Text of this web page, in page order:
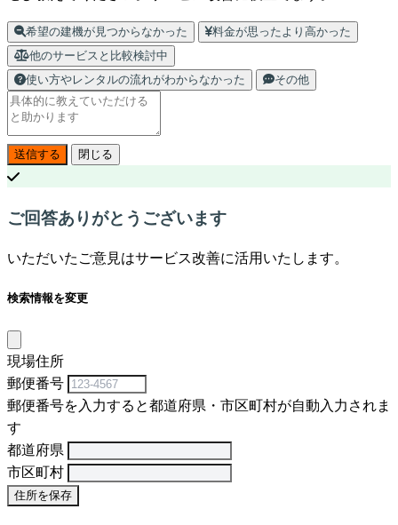
希望の建機が見つからなかった
料金が思ったより高かった
他のサービスと比較検討中
使い方やレンタルの流れがわからなかった
その他
送信する 閉じる
ご回答ありがとうございます
いただいたご意見はサービス改善に活用いたします。
検索情報を変更
現場住所
郵便番号
郵便番号を入力すると都道府県・市区町村が自動入力されま
す
都道府県
市区町村